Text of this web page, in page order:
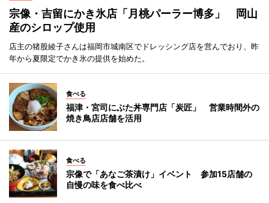
宗像・吉留にかき氷店「月桃パーラー博多」 岡山
産のシロップ使用
店主の猪股綾子さんは福岡市城南区でドレッシング店を営んでおり、昨
年から夏限定でかき氷の提供を始めた。
食べる
福津・宮司にぶた丼専門店「炭匠」 営業時間外の
焼き鳥店店舗を活用
食べる
宗像で「あなご茶漬け」イベント 参加15店舗の
自慢の味を食べ比べ